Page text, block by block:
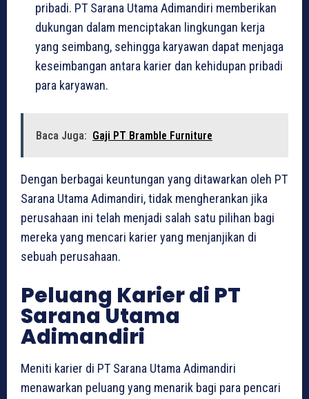
pribadi. PT Sarana Utama Adimandiri memberikan
dukungan dalam menciptakan lingkungan kerja
yang seimbang, sehingga karyawan dapat menjaga
keseimbangan antara karier dan kehidupan pribadi
para karyawan.
Baca Juga: Gaji PT Bramble Furniture
Dengan berbagai keuntungan yang ditawarkan oleh PT
Sarana Utama Adimandiri, tidak mengherankan jika
perusahaan ini telah menjadi salah satu pilihan bagi
mereka yang mencari karier yang menjanjikan di
sebuah perusahaan.
Peluang Karier di PT
Sarana Utama
Adimandiri
Meniti karier di PT Sarana Utama Adimandiri
menawarkan peluang yang menarik bagi para pencari